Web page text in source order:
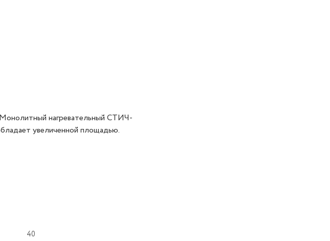
нагревательный СТИЧ-
увеличенной площадью.
40